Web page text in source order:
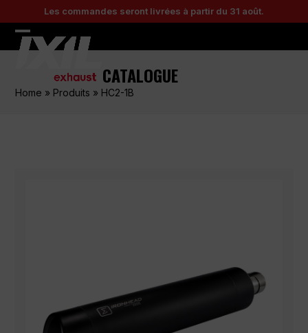
to
content
Les commandes seront livrées à partir du 31 août.
Open
menu
Close
menu
CATALOGUE
Home » Produits » HC2-1B